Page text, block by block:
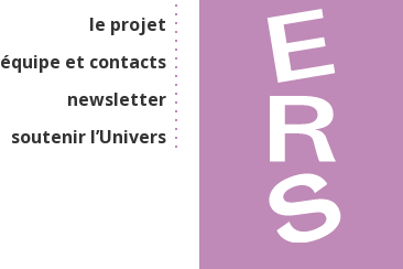
le projet
équipe et contacts
newsletter
soutenir l’Univers